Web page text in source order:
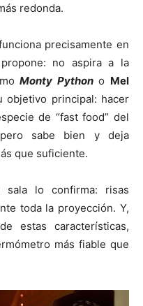
redonda.
precisamente en
no aspira a la
Monty Pythono Mel
objetivo principal: hacer
de “fast food” del
sabe bien y deja
que suficiente.
lo confirma: risas
toda la proyección. Y,
estas características,
más fiable que